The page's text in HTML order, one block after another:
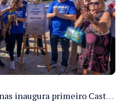
Governo do Amazonas inaugura primeiro Castramóvel Fluvial para atendimento veterinário às comunidades ribeirinhas e castração gratuita